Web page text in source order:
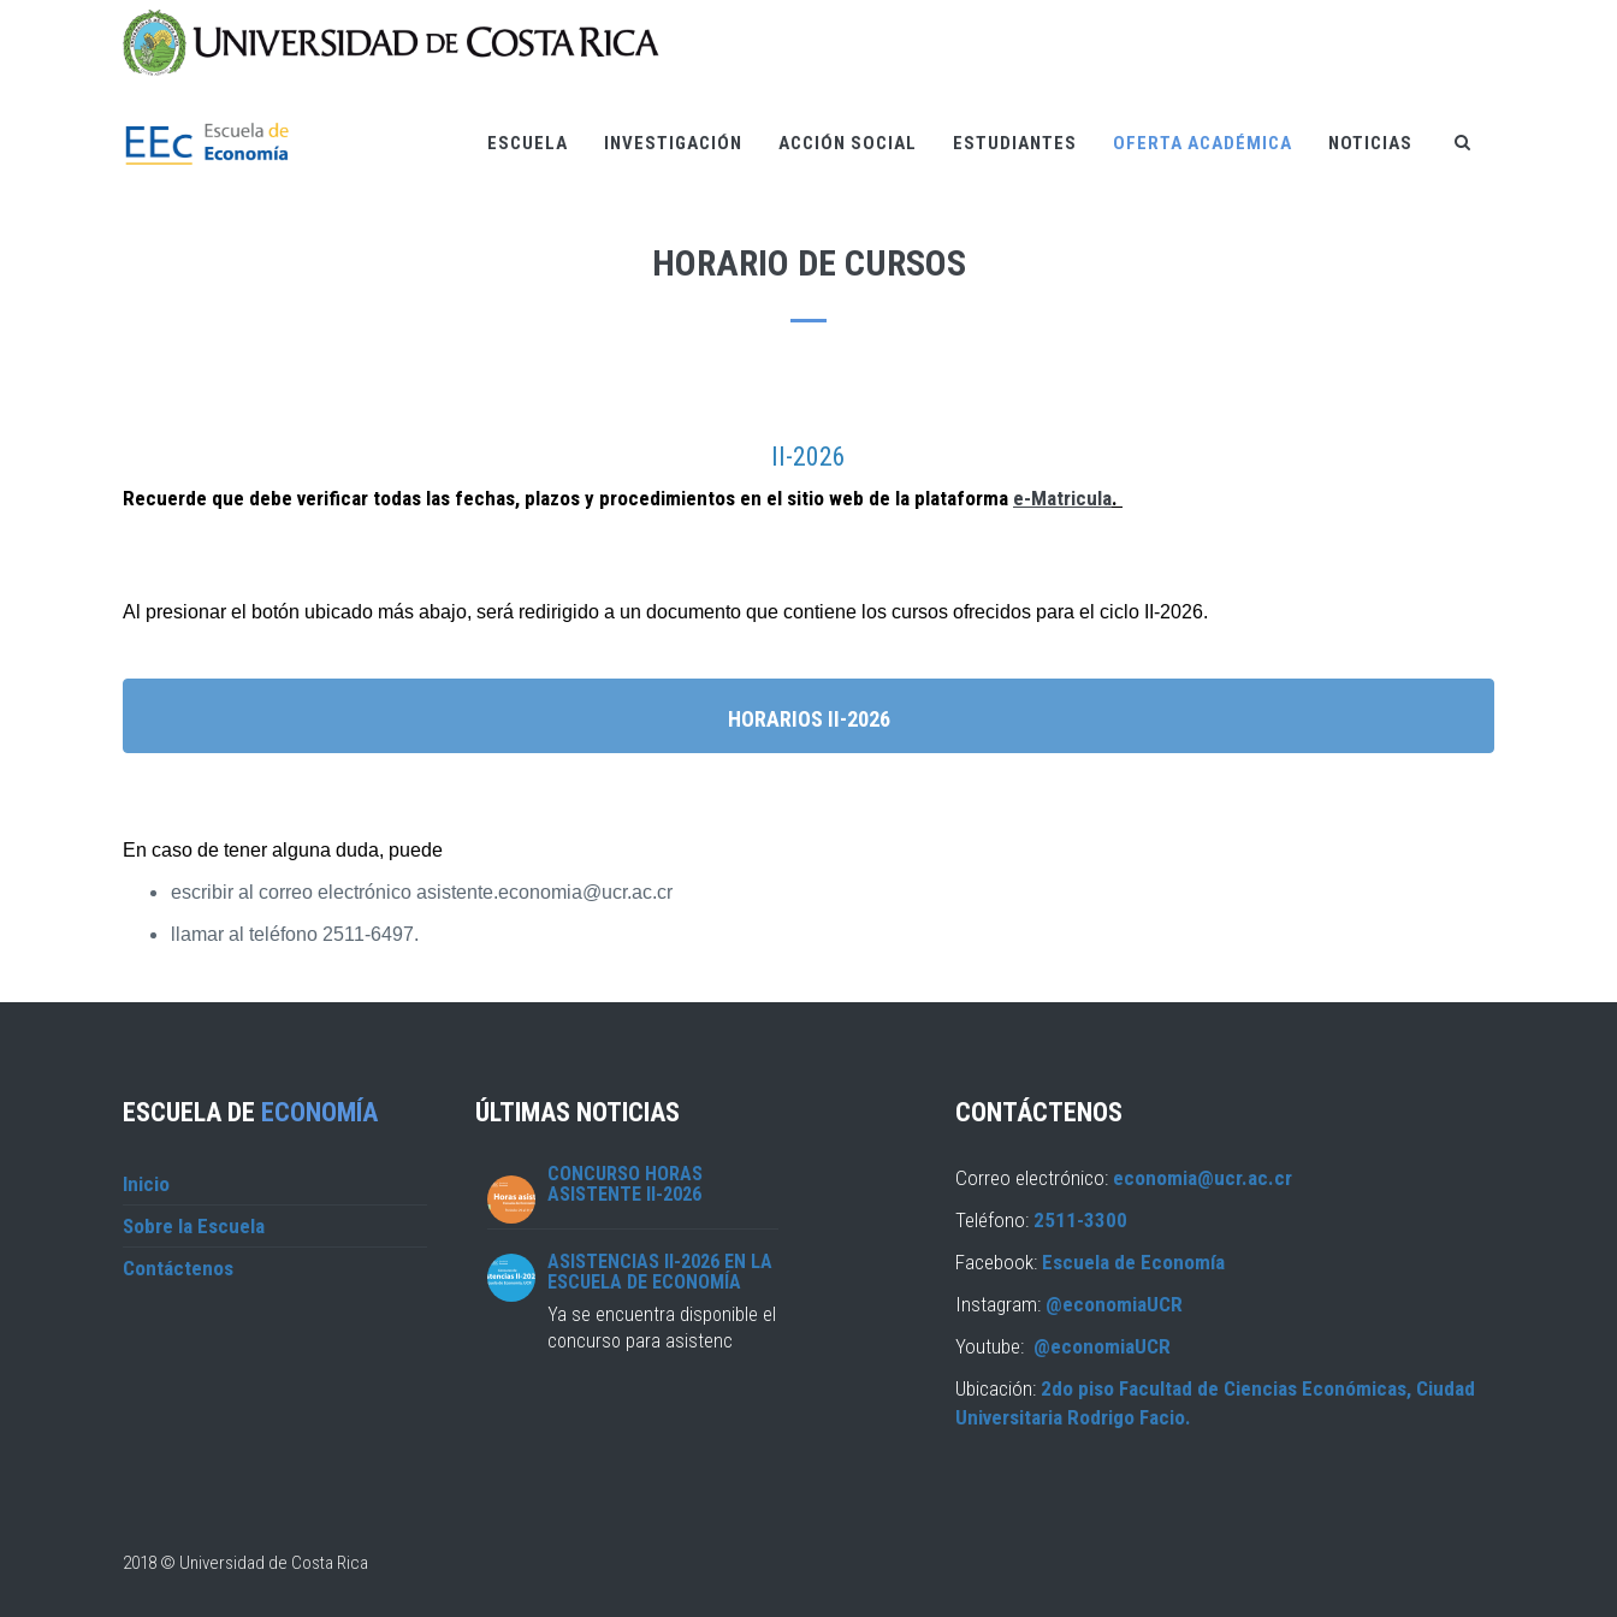
ESCUELA INVESTIGACIÓN ACCIÓN SOCIAL ESTUDIANTES OFERTA ACADÉMICA NOTICIAS
HORARIO DE CURSOS
II-2026
Recuerde que debe verificar todas las fechas, plazos y procedimientos en el sitio web de la plataforma e-Matricula.
Al presionar el botón ubicado más abajo, será redirigido a un documento que contiene los cursos ofrecidos para el ciclo II-2026.
HORARIOS II-2026
En caso de tener alguna duda, puede
escribir al correo electrónico asistente.economia@ucr.ac.cr
llamar al teléfono 2511-6497.
ESCUELA DE ECONOMÍA
Inicio
Sobre la Escuela
Contáctenos
ÚLTIMAS NOTICIAS
CONCURSO HORAS
ASISTENTE II-2026
ASISTENCIAS II-2026 EN LA
ESCUELA DE ECONOMÍA
Ya se encuentra disponible el
concurso para asistenc
CONTÁCTENOS
Correo electrónico: economia@ucr.ac.cr
Teléfono: 2511-3300
Facebook: Escuela de Economía
Instagram: @economiaUCR
Youtube: @economiaUCR
Ubicación: 2do piso Facultad de Ciencias Económicas, Ciudad
Universitaria Rodrigo Facio.
2018 © Universidad de Costa Rica